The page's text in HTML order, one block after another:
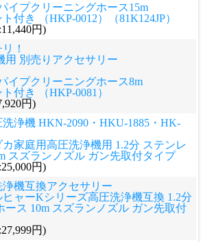
イプクリーニングホース15m
付き （HKP-0012）（81K124JP）
円)
！
用 別売りアクセサリー
イプクリーニングホース8m
付き （HKP-0081）
円)
浄機 HKN-2090・HKU-1885・HK-
カ家庭用高圧洗浄機用 1.2分 ステンレ
スズランノズル ガン先取付タイプ
円)
機互換アクセサリー
ヒャーKシリーズ高圧洗浄機互換 1.2分
ース 10m スズランノズル ガン先取付
円)